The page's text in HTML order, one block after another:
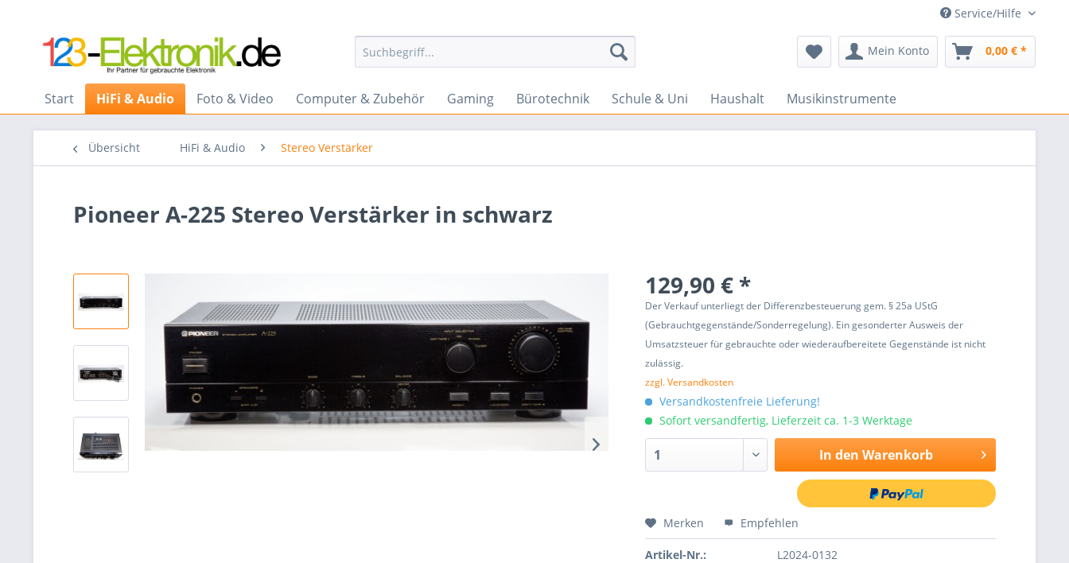
Service/Hilfe
Mein Konto 0,00 € *
Start HiFi & Audio Foto & Video Computer & Zubehör Gaming Bürotechnik Schule & Uni Haushalt Musikinstrumente
Übersicht HiFi & Audio Stereo Verstärker
Pioneer A-225 Stereo Verstärker in schwarz
129,90 € *
Der Verkauf unterliegt der Differenzbesteuerung gem. § 25a UStG
(Gebrauchtgegenstände/Sonderregelung). Ein gesonderter Ausweis der
Umsatzsteuer für gebrauchte oder wiederaufbereitete Gegenstände ist nicht
zulässig.
zzgl. Versandkosten
Versandkostenfreie Lieferung!
Sofort versandfertig, Lieferzeit ca. 1-3 Werktage
In den Warenkorb
Merken Empfehlen
Artikel-Nr.: L2024-0132